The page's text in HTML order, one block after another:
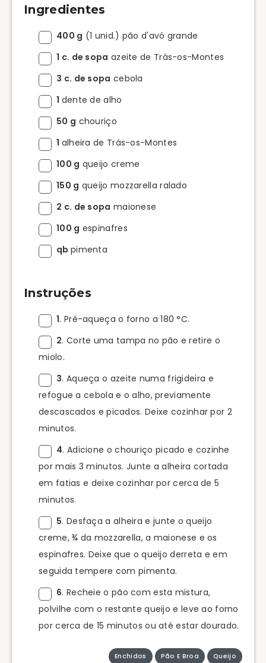
Ingredientes
400 g (1 unid.) pão d'avó grande
1 c. de sopa azeite de Trás-os-Montes
3 c. de sopa cebola
1 dente de alho
50 g chouriço
1 alheira de Trás-os-Montes
100 g queijo creme
150 g queijo mozzarella ralado
2 c. de sopa maionese
100 g espinafres
qb pimenta
Instruções
1. Pré-aqueça o forno a 180 °C.
2. Corte uma tampa no pão e retire o
miolo.
3. Aqueça o azeite numa frigideira e
refogue a cebola e o alho, previamente
descascados e picados. Deixe cozinhar por 2
minutos.
4. Adicione o chouriço picado e cozinhe
por mais 3 minutos. Junte a alheira cortada
em fatias e deixe cozinhar por cerca de 5
minutos.
5. Desfaça a alheira e junte o queijo
creme, ¾ da mozzarella, a maionese e os
espinafres. Deixe que o queijo derreta e em
seguida tempere com pimenta.
6. Recheie o pão com esta mistura,
polvilhe com o restante queijo e leve ao forno
por cerca de 15 minutos ou até estar dourado.
Enchidos Pão E Broa Queijo